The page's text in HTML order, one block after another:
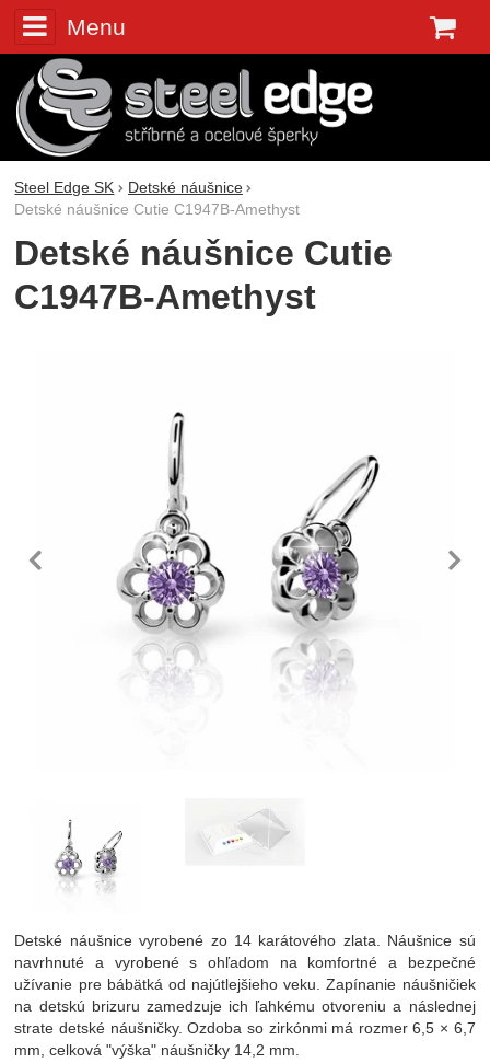
Menu
Steel Edge SK
Detské náušnice
Detské náušnice Cutie C1947B-Amethyst
Detské náušnice Cutie
C1947B-Amethyst
Fotografie
Detské náušnice vyrobené zo 14 karátového zlata. Náušnice sú
navrhnuté a vyrobené s ohľadom na komfortné a bezpečné
užívanie pre bábätká od najútlejšieho veku. Zapínanie náušničiek
na detskú brizuru zamedzuje ich ľahkému otvoreniu a následnej
strate detské náušničky. Ozdoba so zirkónmi má rozmer 6,5 × 6,7
mm, celková "výška" náušničky 14,2 mm.